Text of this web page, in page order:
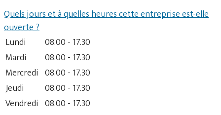
Quels jours et à quelles heures cette entreprise est-elle
ouverte ?
Lundi
08.00 - 17.30
Mardi
08.00 - 17.30
Mercredi 08.00 - 17.30
Jeudi
08.00 - 17.30
Vendredi 08.00 - 17.30